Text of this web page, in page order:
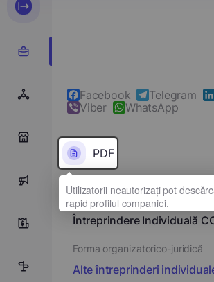
0
4
Facebook Telegram
Viber
WhatsApp
PDF
Denumirea completă
Întreprindere Individuală
Forma organizatorico-juridică
Alte întreprinderi